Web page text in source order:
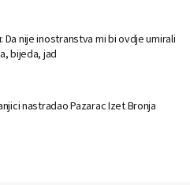
Da nije inostranstva mi bi ovdje umirali
bijeda, jad
nastradao Pazarac Izet Bronja